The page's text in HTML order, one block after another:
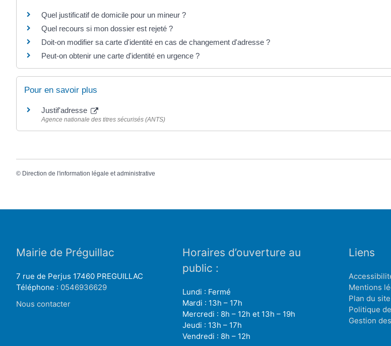
Quel justificatif de domicile pour un mineur ?
Quel recours si mon dossier est rejeté ?
Doit-on modifier sa carte d'identité en cas de changement d'adresse ?
Peut-on obtenir une carte d'identité en urgence ?
Pour en savoir plus
Justif'adresse
Agence nationale des titres sécurisés (ANTS)
© Direction de l'information légale et administrative
Mairie de Préguillac
7 rue de Perjus 17460 PREGUILLAC
Téléphone : 0546936629
Nous contacter
Horaires d’ouverture au
public :
Lundi : Fermé
Mardi : 13h – 17h
Mercredi : 8h – 12h et 13h – 19h
Jeudi : 13h – 17h
Vendredi : 8h – 12h
Liens
Mentions
Plan du site
Politique
Gestion